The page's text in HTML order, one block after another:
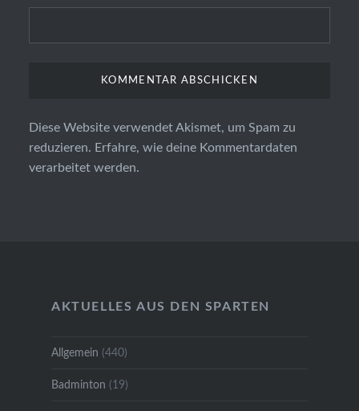
Diese Website verwendet Akismet, um Spam zu
reduzieren. Erfahre, wie deine Kommentardaten
verarbeitet werden.
AKTUELLES AUS DEN SPARTEN
Allgemein (440)
Badminton (19)